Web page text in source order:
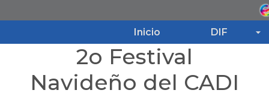
Inicio DIF
Inicio
2o Festival
Navideño del CADI